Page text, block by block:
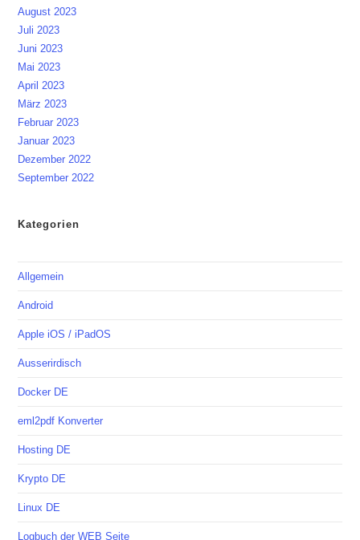
August 2023
Juli 2023
Juni 2023
Mai 2023
April 2023
März 2023
Februar 2023
Januar 2023
Dezember 2022
September 2022
Kategorien
Allgemein
Android
Apple iOS / iPadOS
Ausserirdisch
Docker DE
eml2pdf Konverter
Hosting DE
Krypto DE
Linux DE
Logbuch der WEB Seite